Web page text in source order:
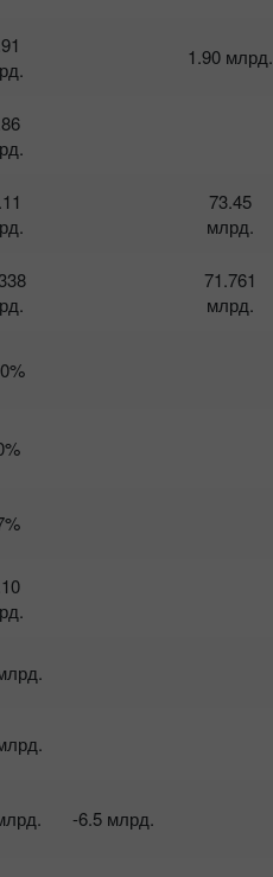
на 26
07:45 2025-
02-25 UTC+3
трейдера
на 24-25
Доллару уже
1.90 млрд.
73.45
млрд.
71.761
млрд.
-6.5 млрд.